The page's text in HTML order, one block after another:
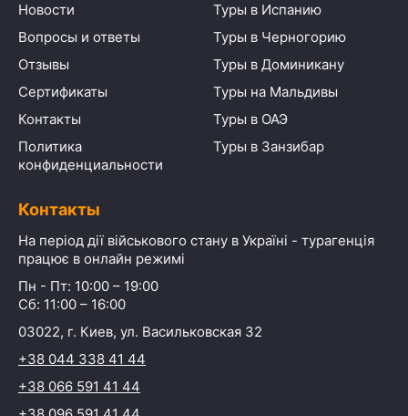
Новости
Вопросы и ответы
Отзывы
Сертификаты
Контакты
Политика
конфиденциальности
Туры в Испанию
Туры в Черногорию
Туры в Доминикану
Туры на Мальдивы
Туры в ОАЭ
Туры в Занзибар
Контакты
На період дії військового стану в Україні - турагенція
працює в онлайн режимі
Пн - Пт: 10:00 – 19:00
Сб: 11:00 – 16:00
03022, г. Киев, ул. Васильковская 32
+38 044 338 41 44
+38 066 591 41 44